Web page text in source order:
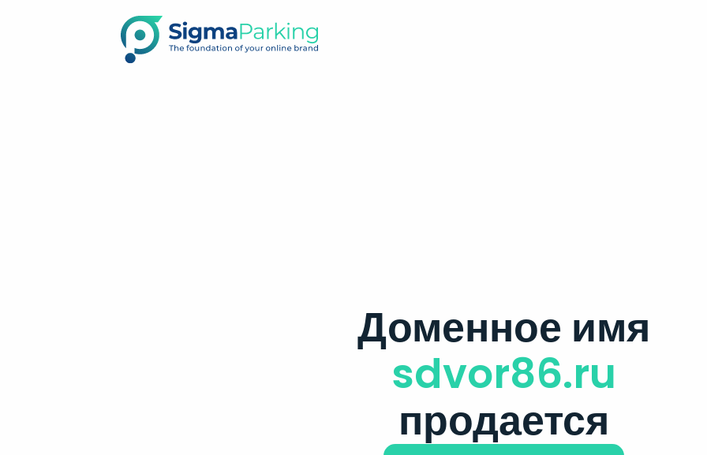
Доменное имя
sdvor86.ru
продается